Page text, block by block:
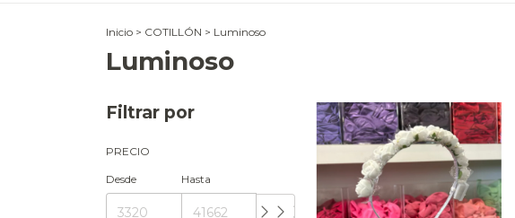
Inicio > COTILLÓN > Luminoso
Luminoso
Filtrar por
PRECIO
Desde Hasta